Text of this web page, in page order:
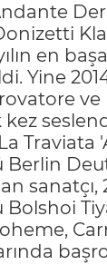
en
Yine
Traviata
Berlin
sanatçı,
Bolshoi